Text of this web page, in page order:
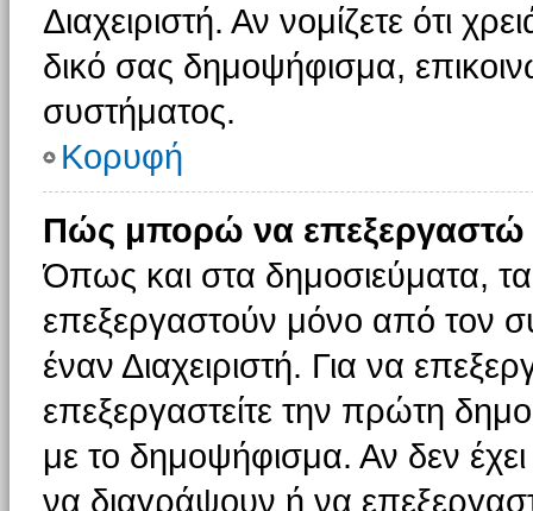
Διαχειριστή. Αν νομίζετε ότι
δικό σας δημοψήφισμα,
συστήματος.
Κορυφή
Πώς μπορώ να
Όπως και στα δημοσιεύματα,
επεξεργαστούν μόνο από τον
έναν Διαχειριστή. Για να
επεξεργαστείτε την πρώτη
με το δημοψήφισμα. Αν δεν
να διαγράψουν ή να